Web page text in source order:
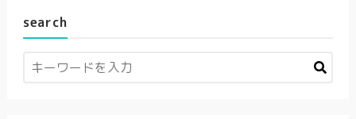
search